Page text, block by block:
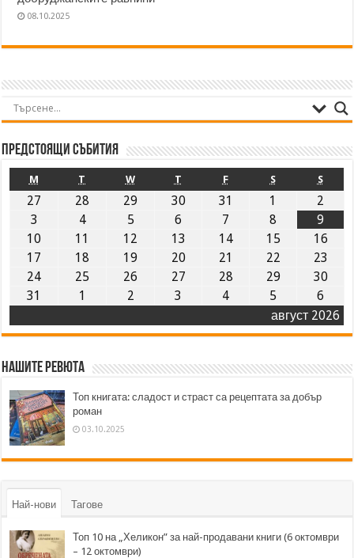
08.10.2025
Предстоящи събития
август 2026
M T W T F S S
27 28 29 30 31 1
2
3
4 5 6 7 8
9
10
11 12 13 14 15
16
17
18 19 20 21 22
23
24
25 26 27 28 29
30
31
1 2 3 4 5 6
Нашите ревюта
Топ книгата: сладост и страст са рецептата за добър
роман
03.10.2025
Най-нови Тагове
Топ 10 на „Хеликон” за най-продавани книги (6 октомври
– 12 октомври)